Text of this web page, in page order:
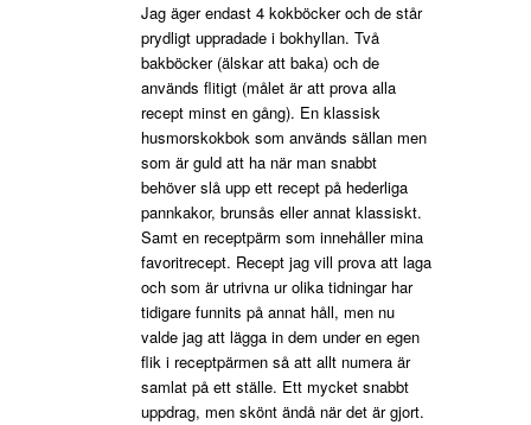
Jag äger endast 4 kokböcker och de står
prydligt uppradade i bokhyllan. Två
bakböcker (älskar att baka) och de
används flitigt (målet är att prova alla
recept minst en gång). En klassisk
husmorskokbok som används sällan men
som är guld att ha när man snabbt
behöver slå upp ett recept på hederliga
pannkakor, brunsås eller annat klassiskt.
Samt en receptpärm som innehåller mina
favoritrecept. Recept jag vill prova att laga
och som är utrivna ur olika tidningar har
tidigare funnits på annat håll, men nu
valde jag att lägga in dem under en egen
flik i receptpärmen så att allt numera är
samlat på ett ställe. Ett mycket snabbt
uppdrag, men skönt ändå när det är gjort.